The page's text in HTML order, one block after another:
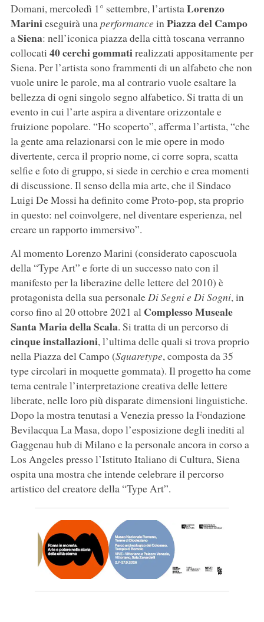
Domani, mercoledì 1° settembre, l’artistaLorenzo
Marinieseguirà unaperformanceinPiazza del Campo
aSiena: nell’iconica piazza della città toscana verranno
collocati 40 cerchi gommatirealizzati appositamente per
Siena. Per l’artista sono frammenti di un alfabeto che non
vuole unire le parole, ma al contrario vuole esaltare la
bellezza di ogni singolo segno alfabetico. Si tratta di un
evento in cui l’arte aspira a diventare orizzontale e
fruizione popolare. “Ho scoperto”, afferma l’artista, “che
la gente ama relazionarsi con le mie opere in modo
divertente, cerca il proprio nome, ci corre sopra, scatta
selfie e foto di gruppo, si siede in cerchio e crea momenti
di discussione. Il senso della mia arte, che il Sindaco
Luigi De Mossi ha definito come Proto-pop, sta proprio
in questo: nel coinvolgere, nel diventare esperienza, nel
creare un rapporto immersivo”.
Al momento Lorenzo Marini (considerato caposcuola
della “Type Art” e forte di un successo nato con il
manifesto per la liberazine delle lettere del 2010) è
protagonista della sua personaleDi Segni e Di Sogni, in
corso fino al 20 ottobre 2021 al Complesso Museale
Santa Maria della Scala. Si tratta di un percorso di
cinque installazioni, l’ultima delle quali si trova proprio
nella Piazza del Campo (Squaretype, composta da 35
type circolari in moquette gommata). Il progetto ha come
tema centrale l’interpretazione creativa delle lettere
liberate, nelle loro più disparate dimensioni linguistiche.
Dopo la mostra tenutasi a Venezia presso la Fondazione
Bevilacqua La Masa, dopo l’esposizione degli inediti al
Gaggenau hub di Milano e la personale ancora in corso a
Los Angeles presso l’Istituto Italiano di Cultura, Siena
ospita una mostra che intende celebrare il percorso
artistico del creatore della “Type Art”.